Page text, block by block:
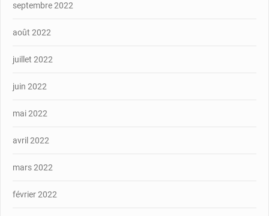
septembre 2022
août 2022
juillet 2022
juin 2022
mai 2022
avril 2022
mars 2022
février 2022